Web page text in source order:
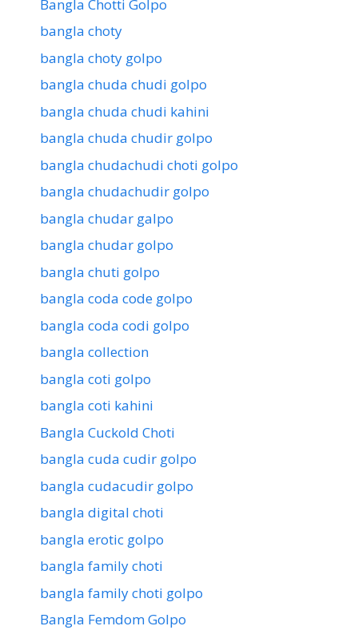
Bangla Chotti Golpo
bangla choty
bangla choty golpo
bangla chuda chudi golpo
bangla chuda chudi kahini
bangla chuda chudir golpo
bangla chudachudi choti golpo
bangla chudachudir golpo
bangla chudar galpo
bangla chudar golpo
bangla chuti golpo
bangla coda code golpo
bangla coda codi golpo
bangla collection
bangla coti golpo
bangla coti kahini
Bangla Cuckold Choti
bangla cuda cudir golpo
bangla cudacudir golpo
bangla digital choti
bangla erotic golpo
bangla family choti
bangla family choti golpo
Bangla Femdom Golpo